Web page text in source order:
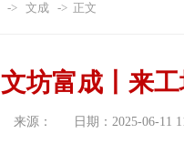
-> 文成 -> 正文
文坊富成丨来
来源： 日期： 2025-06-11